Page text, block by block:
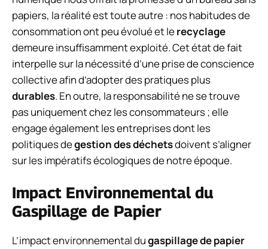
papiers, la réalité est toute autre : nos habitudes de
consommation ont peu évolué et lerecyclage
demeure insuffisamment exploité. Cet état de fait
interpelle sur la nécessité d’une prise de conscience
collective afin d’adopter des pratiques plus
durables. En outre, la responsabilité ne se trouve
pas uniquement chez les consommateurs ; elle
engage également les entreprises dont les
politiques degestion des déchetsdoivent s’aligner
sur les impératifs écologiques de notre époque.
Impact Environnemental du
Gaspillage de Papier
L’impact environnemental dugaspillage de papier